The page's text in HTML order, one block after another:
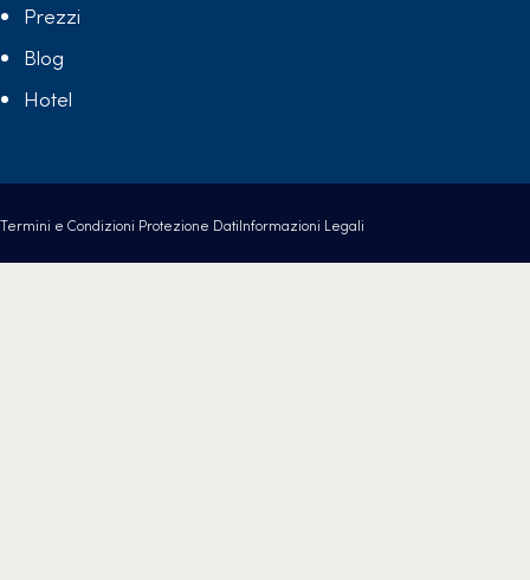
Prezzi
Blog
Hotel
Termini e Condizioni Protezione DatiInformazioni Legali